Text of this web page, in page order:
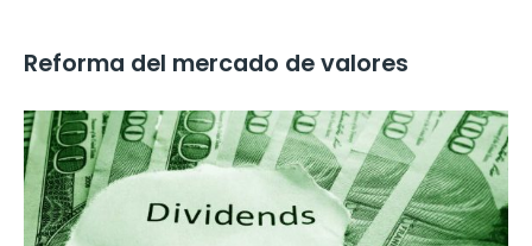
Reforma del mercado de valores